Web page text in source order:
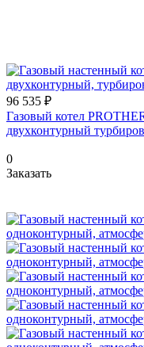
96 535 ₽
Газовый котел
двухконтурный
0
Заказать